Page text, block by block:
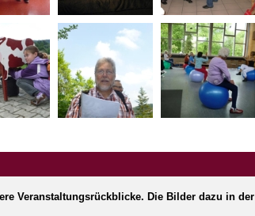
Veranstaltungsrückblicke. Die Bilder dazu in der